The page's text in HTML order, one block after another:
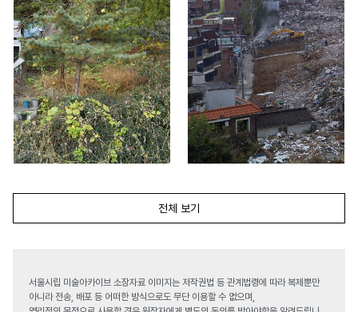
전체 보기
서울시립 미술아카이브 소장자료 이미지는 저작권법 등 관계법령에 따라 복제뿐만
아니라 전송, 배포 등 어떠한 방식으로도 무단 이용할 수 없으며,